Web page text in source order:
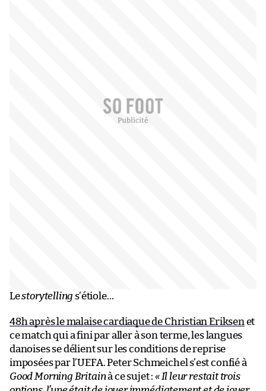
Lestorytelling s’étiole…
48h après le malaise cardiaque de Christian Eriksen et
ce match qui a fini par aller à son terme, les langues
danoises se délient sur les conditions de reprise
imposées par l’UEFA. Peter Schmeichel s’est confié à
Good Morning Britainà ce sujet : « Il leur restait trois